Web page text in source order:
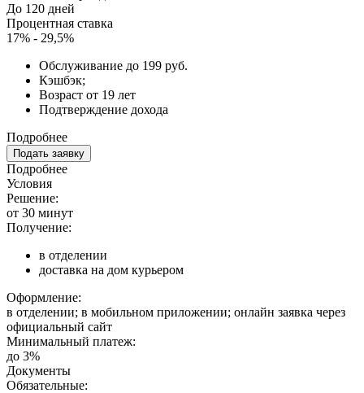
До 120 дней
Процентная ставка
17% - 29,5%
Обслуживание до 199 руб.
Кэшбэк;
Возраст от 19 лет
Подтверждение дохода
Подробнее
Подать заявку
Подробнее
Условия
Решение:
от 30 минут
Получение:
в отделении
доставка на дом курьером
Оформление:
в отделении; в мобильном приложении; онлайн заявка через
официальный сайт
Минимальный платеж:
до 3%
Документы
Обязательные: